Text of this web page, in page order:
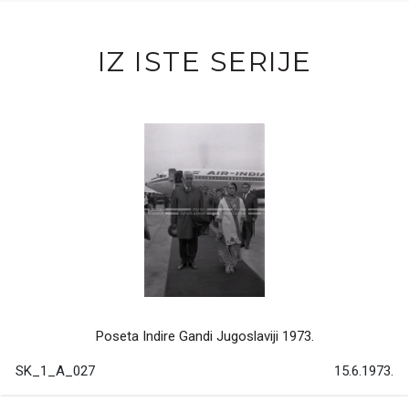
IZ ISTE SERIJE
Poseta Indire Gandi Jugoslaviji 1973.
SK_1_A_027 15.6.1973.